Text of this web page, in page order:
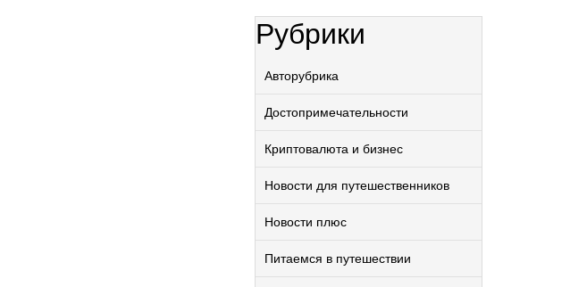
Рубрики
Авторубрика
Достопримечательности
Криптовалюта и бизнес
Новости для путешественников
Новости плюс
Питаемся в путешествии